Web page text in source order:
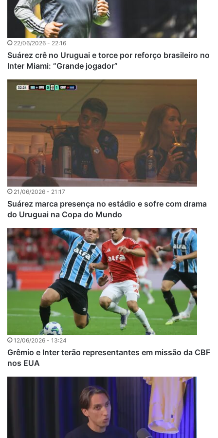
22/06/2026 - 22:16
Suárez crê no Uruguai e torce por reforço brasileiro no
Inter Miami: “Grande jogador”
21/06/2026 - 21:17
Suárez marca presença no estádio e sofre com drama
do Uruguai na Copa do Mundo
12/06/2026 - 13:24
Grêmio e Inter terão representantes em missão da CBF
nos EUA